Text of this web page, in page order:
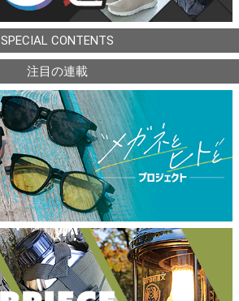
SPECIAL CONTENTS
注目の連載